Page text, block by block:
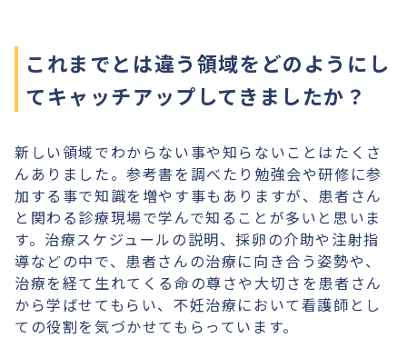
これまでとは違う領域をどのようにし
てキャッチアップしてきましたか？
新しい領域でわからない事や知らないことはたくさ
んありました。参考書を調べたり勉強会や研修に参
加する事で知識を増やす事もありますが、患者さん
と関わる診療現場で学んで知ることが多いと思いま
す。治療スケジュールの説明、採卵の介助や注射指
導などの中で、患者さんの治療に向き合う姿勢や、
治療を経て生れてくる命の尊さや大切さを患者さん
から学ばせてもらい、不妊治療において看護師とし
ての役割を気づかせてもらっています。